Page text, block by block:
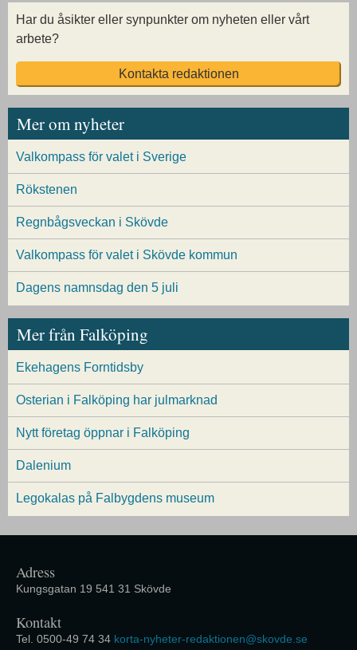
Har du åsikter eller synpunkter om nyheten eller vårt
arbete?
Kontakta redaktionen
Mer om nyheter
Valkompass för valet i Sverige
Rökstenen
Regnbågsveckan i Skövde
Valkompass för valet i Skövde kommun
Dagens namnsdag den 5 juli
Mer från Falköping
Ekehagens Forntidsby
Osterian i Falköping har julmarknad
Nytt företag öppnar i Falköping
Dalenium
Legokalas på Falbygdens museum
Adress
Kungsgatan 19 541 31 Skövde
Kontakt
Tel. 0500-49 74 34 korta-nyheter-redaktionen@skovde.se